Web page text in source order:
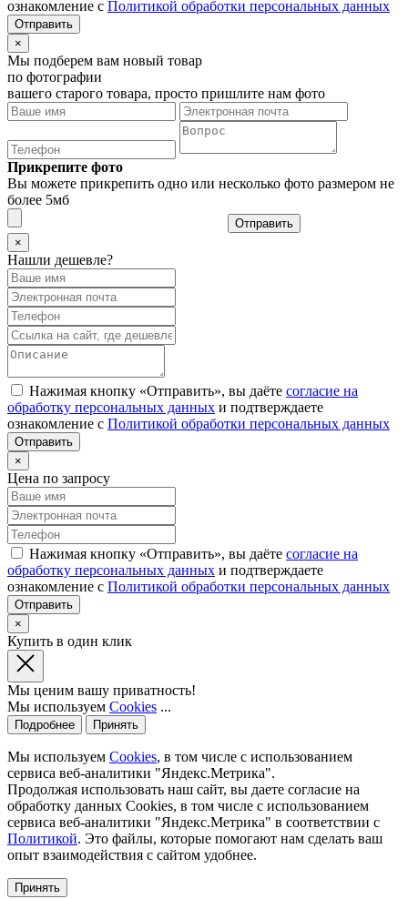
ознакомление с Политикой обработки персональных данных
×
Мы подберем вам новый товар
по фотографии
вашего старого товара, просто пришлите нам фото
Прикрепите фото
Вы можете прикрепить одно или несколько фото размером не
более 5мб
Отправить
×
Нашли дешевле?
Нажимая кнопку «Отправить», вы даёте согласие на
обработку персональных данных и подтверждаете
ознакомление с Политикой обработки персональных данных
×
Цена по запросу
Нажимая кнопку «Отправить», вы даёте согласие на
обработку персональных данных и подтверждаете
ознакомление с Политикой обработки персональных данных
×
Купить в один клик
Мы ценим вашу приватность!
Мы используем Cookies ...
Подробнее Принять
Мы используем Cookies, в том числе с использованием
сервиса веб-аналитики "Яндекс.Метрика".
Продолжая использовать наш сайт, вы даете согласие на
обработку данных Cookies, в том числе с использованием
сервиса веб-аналитики "Яндекс.Метрика" в соответствии с
Политикой. Это файлы, которые помогают нам сделать ваш
опыт взаимодействия с сайтом удобнее.
Принять